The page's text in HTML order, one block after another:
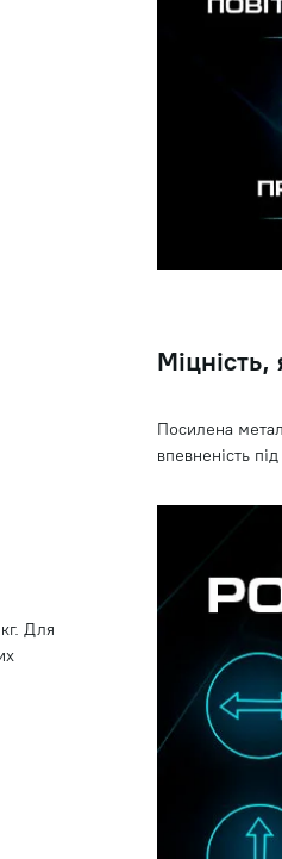
Міцність,
Посилена
впевненість
Для